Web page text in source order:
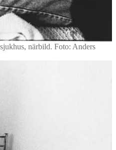
närbild. Foto: Anders